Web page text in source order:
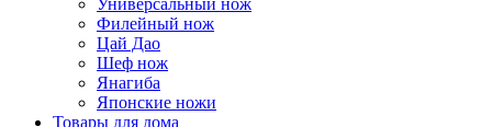
Универсальный нож
Филейный нож
Цай Дао
Шеф нож
Янагиба
Японские ножи
Товары для дома